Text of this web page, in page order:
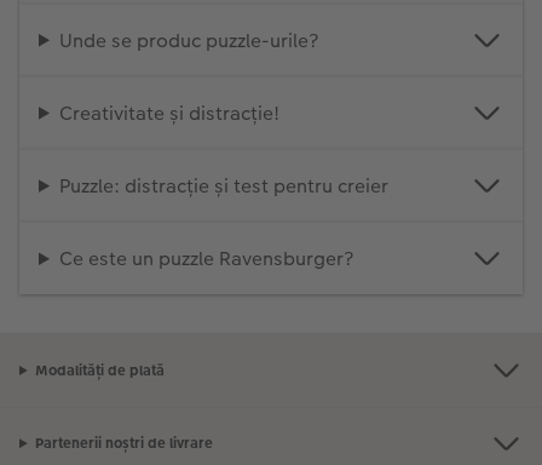
Unde se produc puzzle-urile?
Creativitate și distracție!
Puzzle: distracție și test pentru creier
Ce este un puzzle Ravensburger?
Modalități de plată
Partenerii noștri de livrare